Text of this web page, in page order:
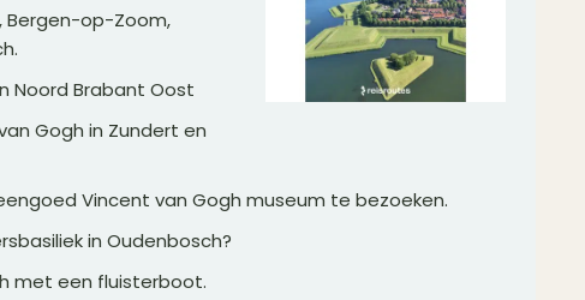
Bergen-op-Zoom,
Noord Brabant Oost
Gogh in Zundert en
Vincent van Gogh museum te bezoeken.
in Oudenbosch?
met een fluisterboot.